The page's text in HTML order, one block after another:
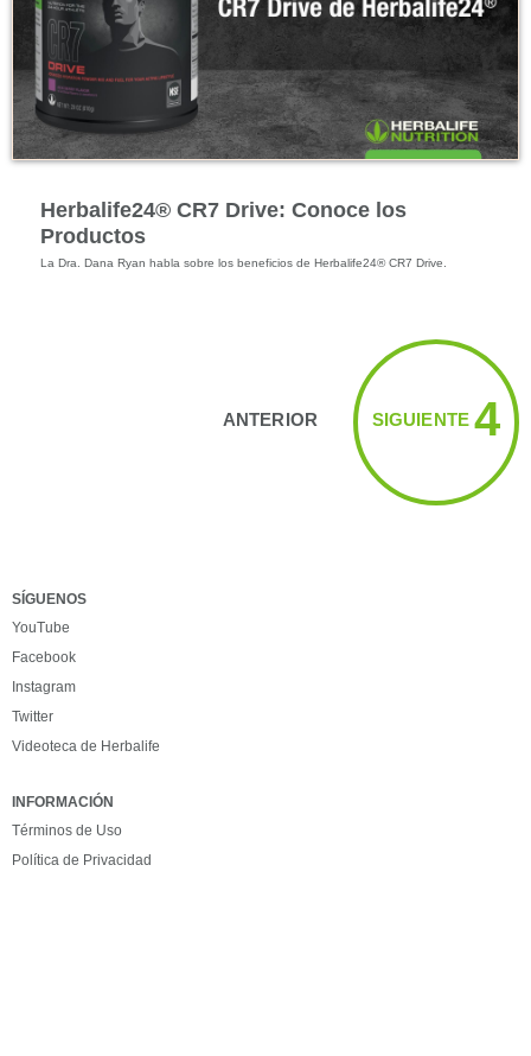
Herbalife24® CR7 Drive: Conoce los
Productos
ANTERIOR SIGUIENTE4
SÍGUENOS
YouTube
Facebook
Instagram
Twitter
Videoteca de Herbalife
INFORMACIÓN
Términos de Uso
Política de Privacidad